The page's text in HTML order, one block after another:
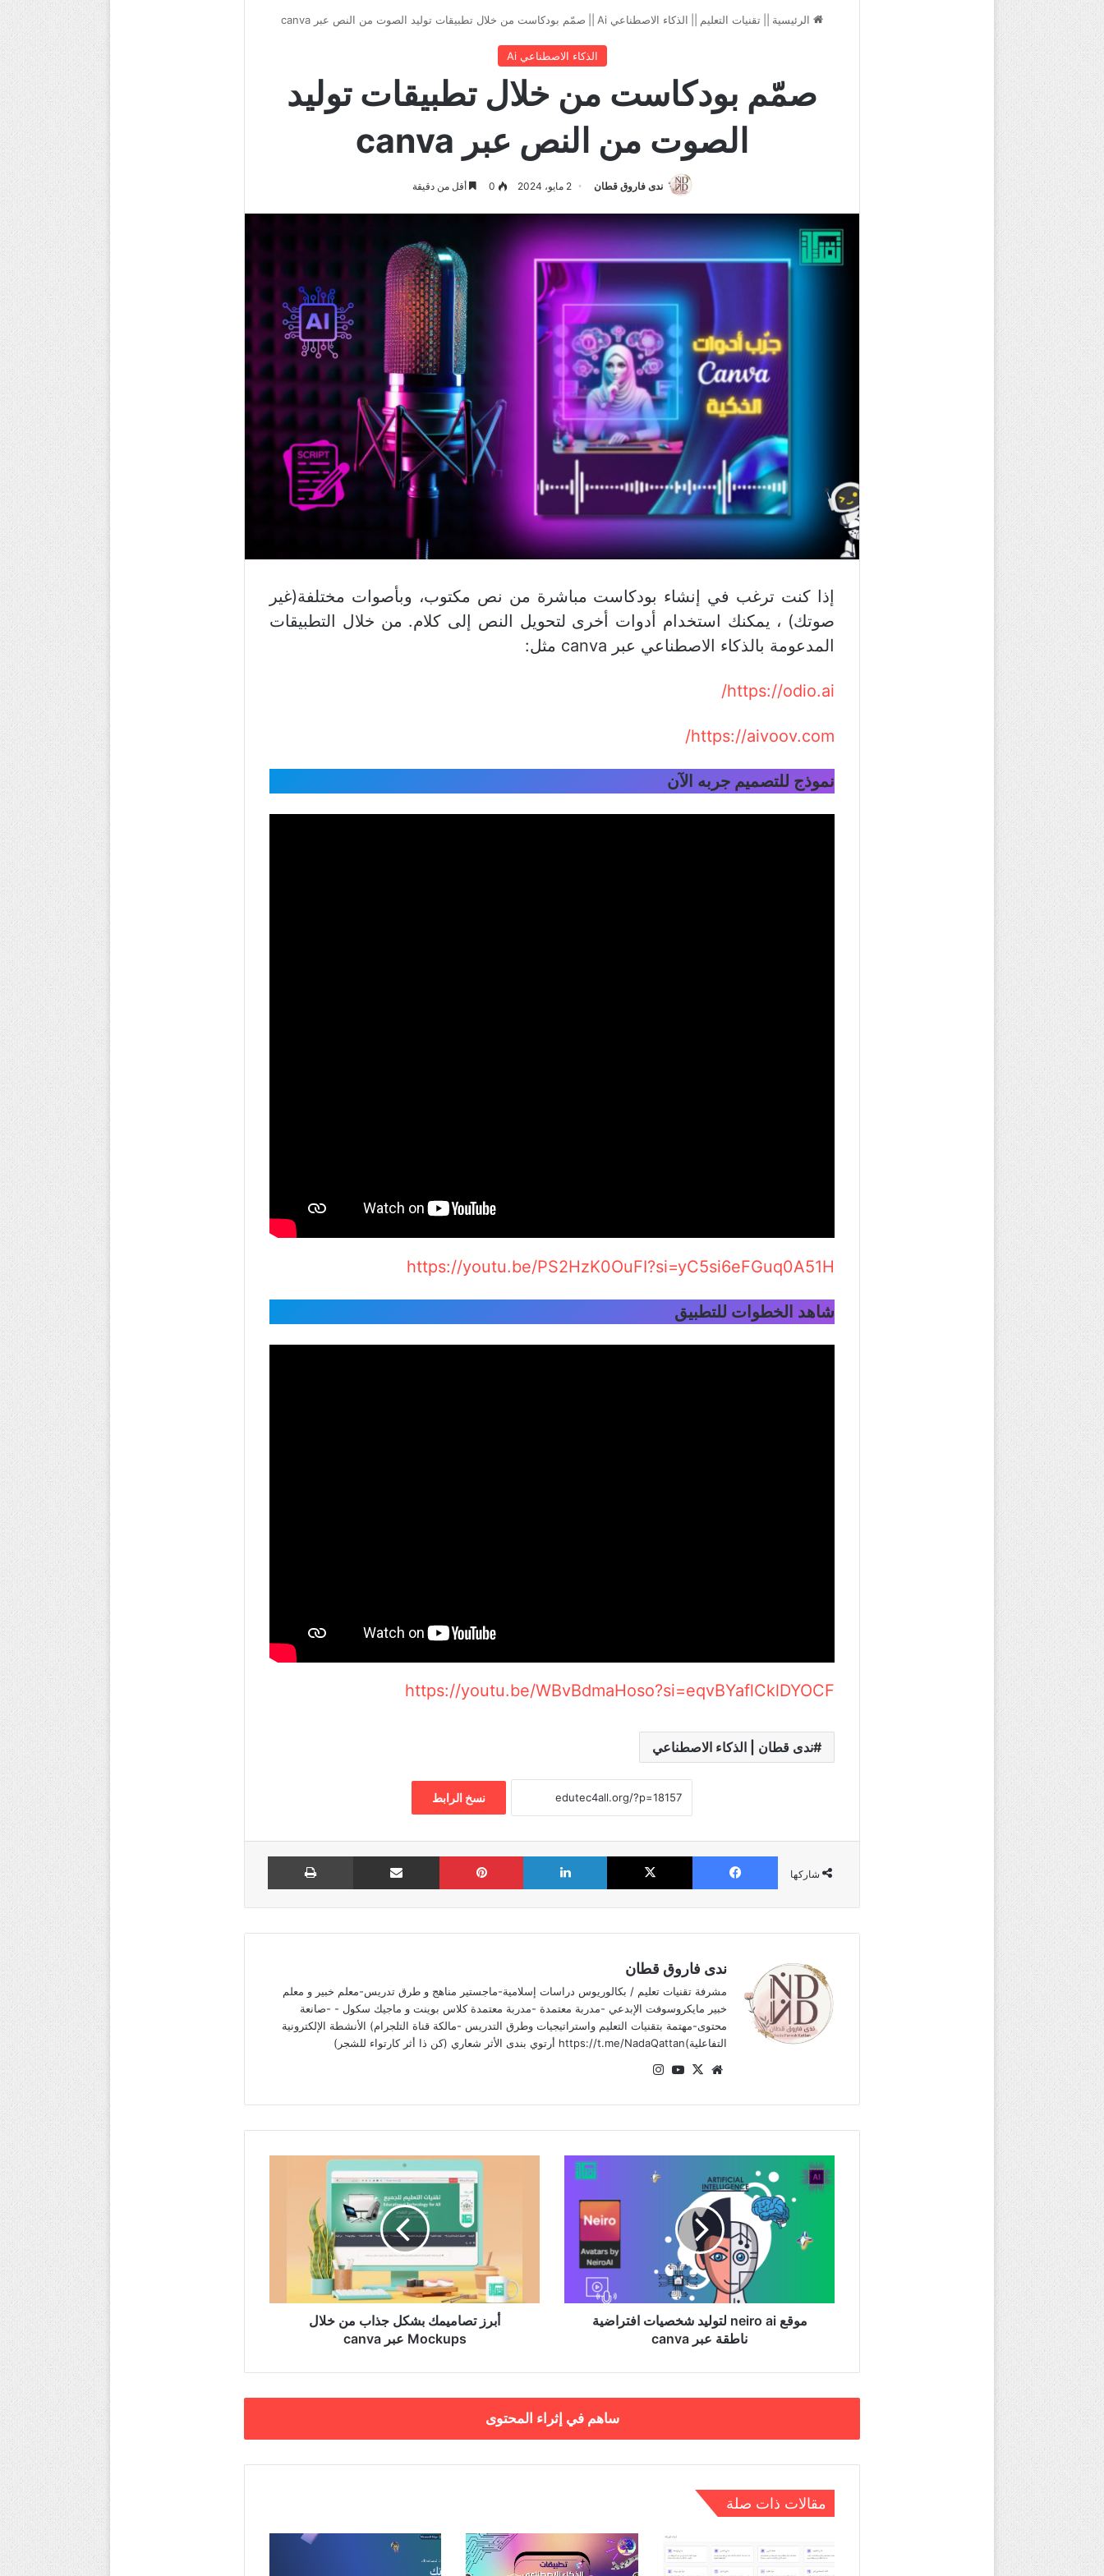
الرئيسية تقنيات التعليم الذكاء الاصطناعي Ai صمّم بودكاست من خلال تطبيقات توليد الصوت من النص عبر canva
الذكاء الاصطناعي Ai
صمّم بودكاست من خلال تطبيقات توليد
الصوت من النص عبر canva
ندى فاروق قطان 2 مايو، 2024 0 أقل من دقيقة
إذا كنت ترغب في إنشاء بودكاست مباشرة من نص مكتوب، وبأصوات مختلفة(غير
صوتك) ، يمكنك استخدام أدوات أخرى لتحويل النص إلى كلام. من خلال التطبيقات
المدعومة بالذكاء الاصطناعي عبر canva مثل:
https://odio.ai/
https://aivoov.com/
نموذج للتصميم جربه الآن
https://youtu.be/PS2HzK0OuFI?si=yC5si6eFGuq0A51H
شاهد الخطوات للتطبيق
https://youtu.be/WBvBdmaHoso?si=eqvBYaflCklDYOCF
ندى قطان | الذكاء الاصطناعي
نسخ الرابط
شاركها
فيسبوك ‫X لينكدإن بينتيريست مشاركة عبر البريد طباعة
ندى فاروق قطان
مشرفة تقنيات تعليم / بكالوريوس دراسات إسلامية-ماجستير مناهج و طرق تدريس-معلم خبير و معلم
خبير مايكروسوفت الإبدعي -مدربة معتمدة -مدربة معتمدة كلاس بوينت و ماجيك سكول - -صانعة
محتوى-مهتمة بتقنيات التعليم واستراتيجيات وطرق التدريس -مالكة قناة التلجرام) الأنشطة الإلكترونية
التفاعلية)https://t.me/NadaQattan أرتوي بندى الأثر شعاري (كن ذا أثر كارتواء للشجر)
موقع‫X
‫YouTube
موقع
neiro
شخصيات
افتراضية
canva
موقع neiro ai لتوليد شخصيات افتراضية
ناطقة عبر canva
Mockups
canva
أبرز تصاميمك بشكل جذاب من خلال
Mockups عبر canva
ساهم في إثراء المحتوى
مقالات ذات صلة